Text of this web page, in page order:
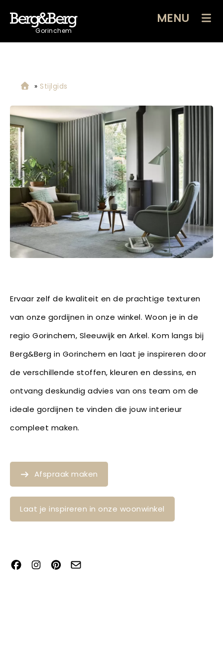
Gorinchem
MENU
» Stijlgids
Ervaar zelf de kwaliteit en de prachtige texturen
van onze gordijnen in onze winkel. Woon je in de
regio Gorinchem, Sleeuwijk en Arkel. Kom langs bij
Berg&Berg in Gorinchem en laat je inspireren door
de verschillende stoffen, kleuren en dessins, en
ontvang deskundig advies van ons team om de
ideale gordijnen te vinden die jouw interieur
compleet maken.
Afspraak maken
Laat je inspireren in onze woonwinkel